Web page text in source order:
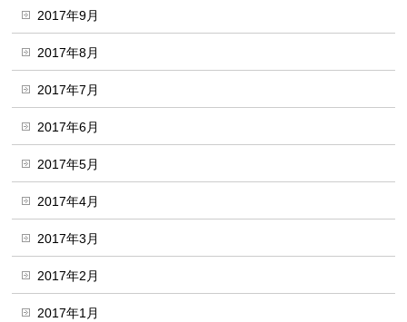
2017年9月
2017年8月
2017年7月
2017年6月
2017年5月
2017年4月
2017年3月
2017年2月
2017年1月